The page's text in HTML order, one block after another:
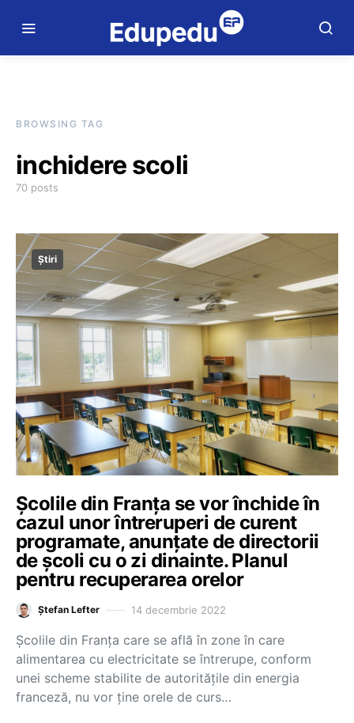
BROWSING TAG
inchidere scoli
70 posts
Știri
Școlile din Franța se vor închide în
cazul unor întreruperi de curent
programate, anunțate de directorii
de școli cu o zi dinainte. Planul
pentru recuperarea orelor
Ștefan Lefter 14 decembrie 2022
Școlile din Franța care se află în zone în care
alimentarea cu electricitate se întrerupe, conform
unei scheme stabilite de autoritățile din energia
franceză, nu vor ține orele de curs…